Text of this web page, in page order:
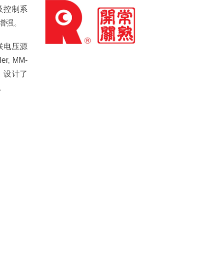
控制系
强。
电压源
MM-
设计了